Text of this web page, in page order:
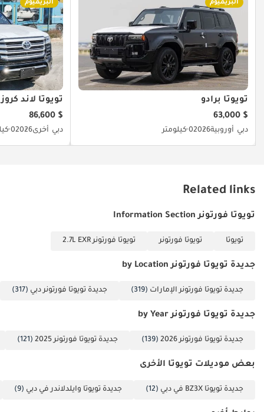
البريميوم
تويوتا برادو
$ 63,000
دبي أوروبية20260 كيلومتر
البريميوم
تويوتا لاند
$ 86,600
دبي أخرى20260 كيلومتر
Related links
تويوتا فورتونر Information Section
تويوتا تويوتا فورتونر تويوتا فورتونر 2.7L EXR
جديدة تويوتا فورتونر by Location
جديدة تويوتا فورتونر الإمارات (319) جديدة تويوتا فورتونر دبي (317)
جديدة تويوتا فورتونر by Year
جديدة تويوتا فورتونر 2026 (139) جديدة تويوتا فورتونر 2025 (121)
بعض موديلات تويوتا الأخرى
جديدة تويوتا BZ3X في دبي (12) جديدة تويوتا وايلدلاندر في دبي (9)